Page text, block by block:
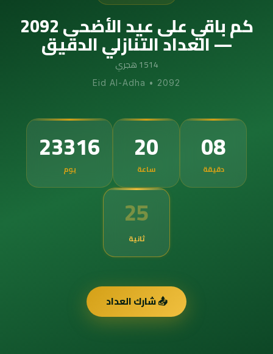
كم باقي على عيد الأضحى 2092
— العداد التنازلي الدقيق
1514 هجري
Eid Al-Adha • 2092
23316
يوم
20
ساعة
08
دقيقة
24
ثانية
📤 شارك العداد